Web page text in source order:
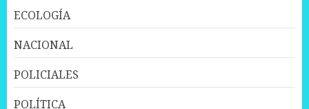
ECOLOGÍA
NACIONAL
POLICIALES
POLÍTICA